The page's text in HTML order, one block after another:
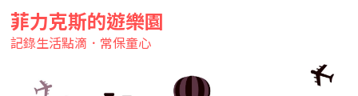
菲力克斯的遊樂園
記錄生活點滴．常保童心